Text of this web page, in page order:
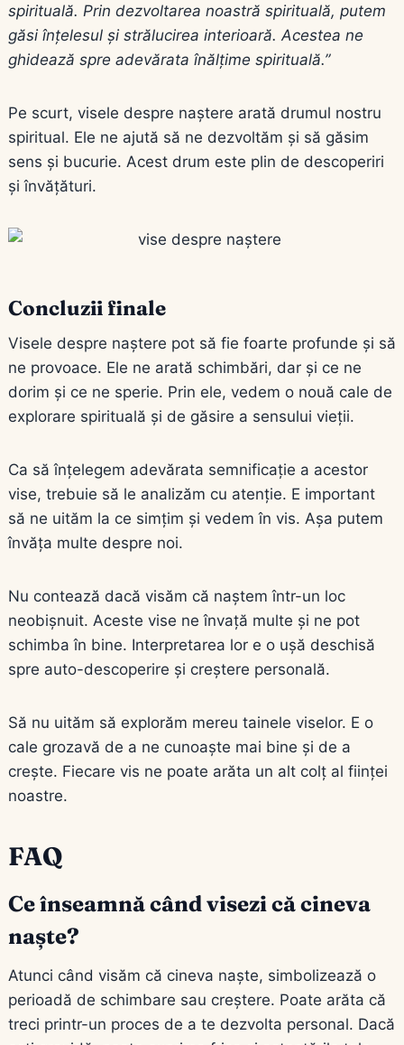
spirituală. Prin dezvoltarea noastră spirituală, putem
găsi înțelesul și strălucirea interioară. Acestea ne
ghidează spre adevărata înălțime spirituală.”
Pe scurt, visele despre naștere arată drumul nostru
spiritual. Ele ne ajută să ne dezvoltăm și să găsim
sens și bucurie. Acest drum este plin de descoperiri
și învățături.
Concluzii finale
Visele despre naștere pot să fie foarte profunde și să
ne provoace. Ele ne arată schimbări, dar și ce ne
dorim și ce ne sperie. Prin ele, vedem o nouă cale de
explorare spirituală și de găsire a sensului vieții.
Ca să înțelegem adevărata semnificație a acestor
vise, trebuie să le analizăm cu atenție. E important
să ne uităm la ce simțim și vedem în vis. Așa putem
învăța multe despre noi.
Nu contează dacă visăm că naștem într-un loc
neobișnuit. Aceste vise ne învață multe și ne pot
schimba în bine. Interpretarea lor e o ușă deschisă
spre auto-descoperire și creștere personală.
Să nu uităm să explorăm mereu tainele viselor. E o
cale grozavă de a ne cunoaște mai bine și de a
crește. Fiecare vis ne poate arăta un alt colț al ființei
noastre.
FAQ
Ce înseamnă când visezi că cineva
naște?
Atunci când visăm că cineva naște, simbolizează o
perioadă de schimbare sau creștere. Poate arăta că
treci printr-un proces de a te dezvolta personal. Dacă